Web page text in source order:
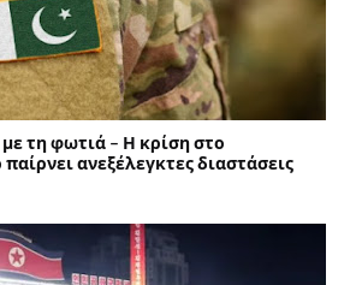
με τη φωτιά – Η κρίση στο
ανεξέλεγκτες διαστάσεις